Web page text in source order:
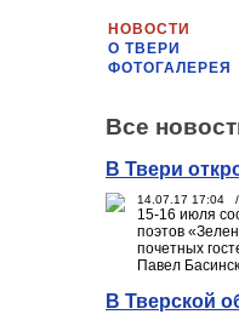
НОВОСТИ
О ТВЕРИ
ФОТОГАЛЕРЕЯ
Все
В Твери
14.07.17 17:04 /
15-16 июля
поэтов
почетных
Павел
В Тверской